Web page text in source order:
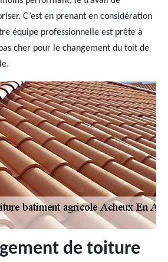
C’est en prenant en considération
équipe professionnelle est prête à
cher pour le changement du toit de
de toiture